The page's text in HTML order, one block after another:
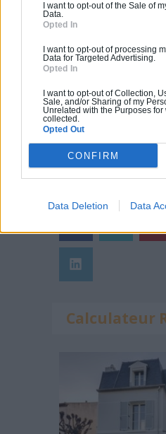
I want to opt-out of the Sale of
Data.
Opted In
I want to opt-out of processing
Data for Targeted Advertising.
Opted In
I want to opt-out of Collection,
Sale, and/or Sharing of my
Unrelated with the Purposes for
collected.
Opted Out
CONFIRM
Data Deletion Data
Canicule et
frais ?
Comment
Suivez-nous !
Calculateur